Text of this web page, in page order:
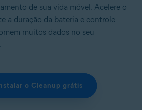
de sua vida móvel. Acelere o
a duração da bateria e controle
muitos dados no seu
o Cleanup grátis